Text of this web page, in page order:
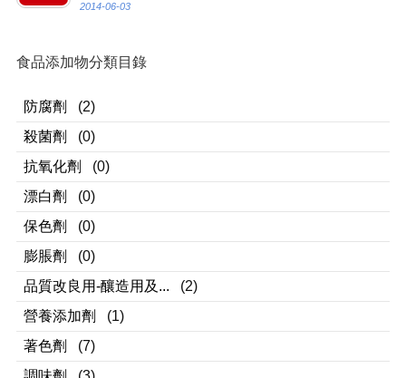
2014-06-03
食品添加物分類目錄
防腐劑
(2)
殺菌劑
(0)
抗氧化劑
(0)
漂白劑
(0)
保色劑
(0)
膨脹劑
(0)
品質改良用-釀造用及...
(2)
營養添加劑
(1)
著色劑
(7)